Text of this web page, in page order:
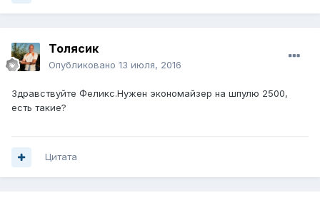
Толясик
Опубликовано 13 июля, 2016
Здравствуйте Феликс.Нужен экономайзер на шпулю 2500,
есть такие?
Цитата